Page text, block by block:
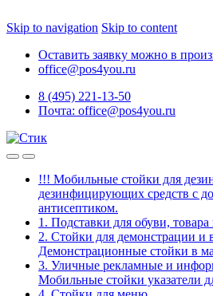
Skip to navigation Skip to content
Оставить заявку можно в
office@pos4you.ru
8 (495) 221-13-50
Почта: office@pos4you.ru
!!! Мобильные стойки для
дезинфицирующих средств с
антисептиком.
1. Подставки для обуви,
2. Стойки для демонстрации и
Демонстрационные стойки в
3. Уличные рекламные и
Мобильные стойки указатели